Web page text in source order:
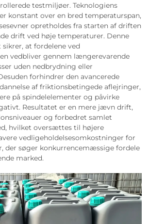
testmiljøer. Teknologiens
konstant over en bred temperaturspan,
opretholdes fra starten af driften
drift ved høje temperaturer. Denne
at fordelene ved
vedbliver gennem længerevarende
uden nedbrydning eller
forhindrer den avancerede
af friktionsbetingede aflejringer,
på spindelelementer og påvirke
Resultatet er en mere jævn drift,
og forbedret samlet
hvilket oversættes til højere
vedligeholdelsesomkostninger for
der søger konkurrencemæssige fordele
marked.